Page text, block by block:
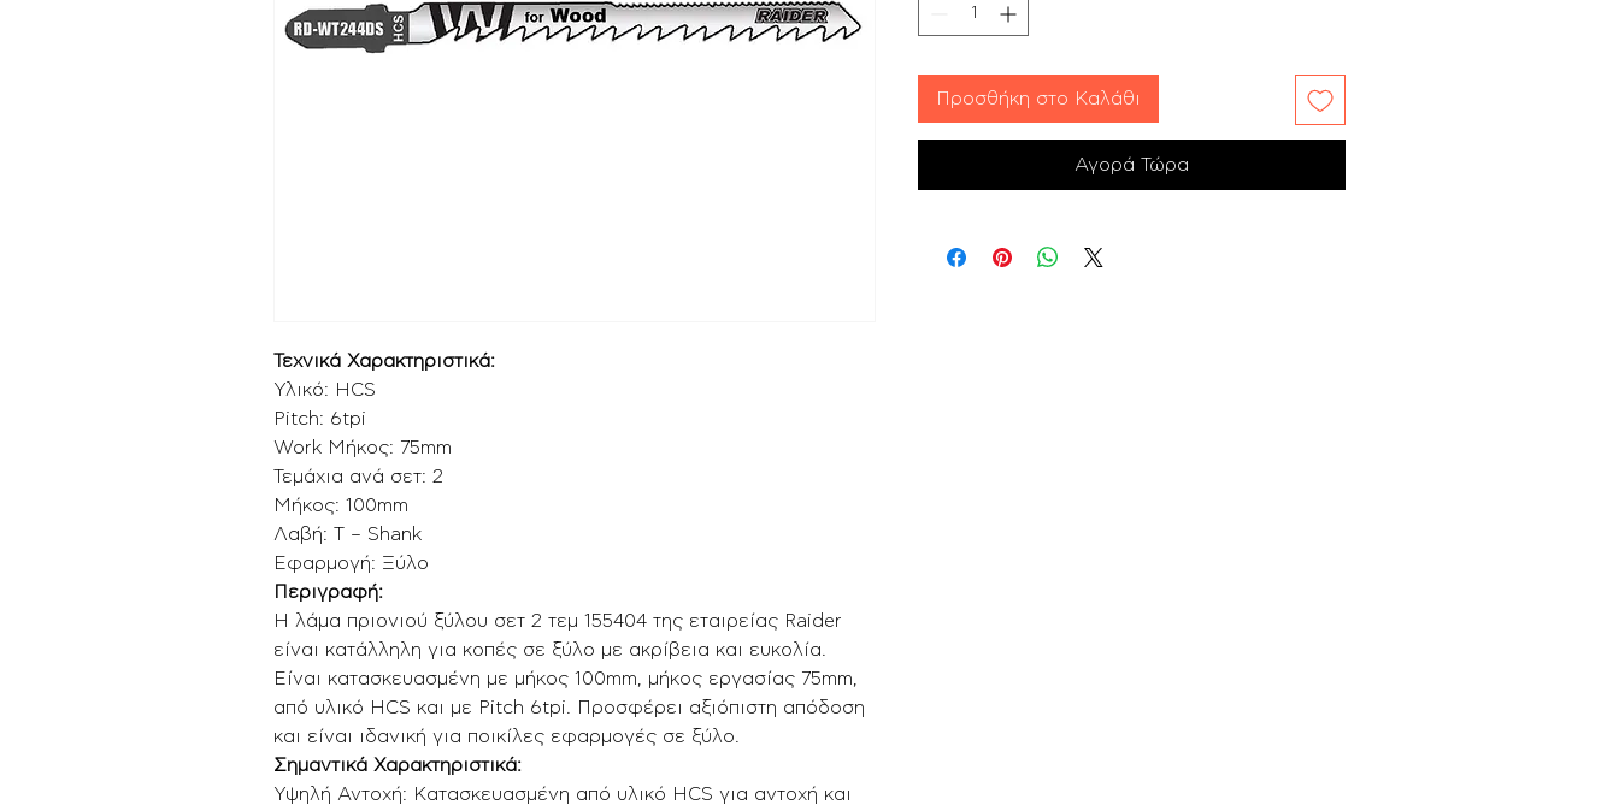
Τεχνικά Χαρακτηριστικά:
Υλικό: HCS
Pitch: 6tpi
Work Μήκος: 75mm
Τεμάχια ανά σετ: 2
Μήκος: 100mm
Λαβή: T – Shank
Εφαρμογή: Ξύλο
Περιγραφή:
Η λάμα πριονιού ξύλου σετ 2 τεμ 155404 της εταιρείας Raider
είναι κατάλληλη για κοπές σε ξύλο με ακρίβεια και ευκολία.
Είναι κατασκευασμένη με μήκος 100mm, μήκος εργασίας 75mm,
από υλικό HCS και με Pitch 6tpi. Προσφέρει αξιόπιστη απόδοση
και είναι ιδανική για ποικίλες εφαρμογές σε ξύλο.
Σημαντικά Χαρακτηριστικά:
Υψηλή Αντοχή: Κατασκευασμένη από υλικό HCS για αντοχή και
Προσθήκη στο Καλάθι
Αγορά Τώρα